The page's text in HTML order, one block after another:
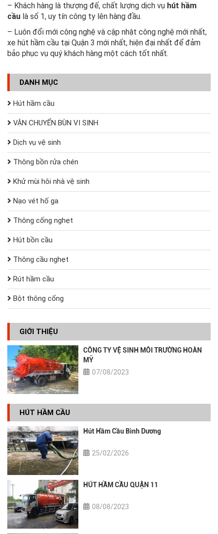
– Khách hàng là thượng đế, chất lượng dịch vụ hút hầm
cầu là số 1, uy tín công ty lên hàng đầu.
– Luôn đổi mới công nghệ và cập nhật công nghệ mới nhất,
xe hút hầm cầu tại Quận 3 mới nhất, hiện đại nhất để đảm
bảo phục vụ quý khách hàng một cách tốt nhất.
DANH MỤC
Hút hầm cầu
VẬN CHUYỂN BÙN VI SINH
Dịch vụ vệ sinh
Thông bồn rửa chén
Khử mùi hôi nhà vệ sinh
Nạo vét hố ga
Thông cống nghẹt
Hút bồn cầu
Thông cầu nghẹt
Rút hầm cầu
Bột thông cống
GIỚI THIỆU
CÔNG TY VỆ SINH MÔI TRƯỜNG HOÀN
MỸ
07/08/2023
HÚT HẦM CẦU
Hút Hầm Cầu Bình Dương
25/02/2026
HÚT HẦM CẦU QUẬN 11
08/08/2023